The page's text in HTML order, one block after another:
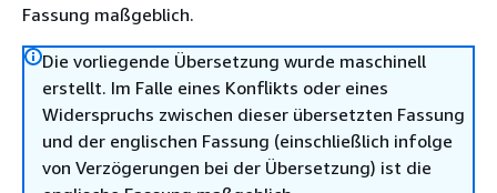
Fassung maßgeblich.
Die vorliegende Übersetzung wurde maschinell
erstellt. Im Falle eines Konflikts oder eines
Widerspruchs zwischen dieser übersetzten Fassung
und der englischen Fassung (einschließlich infolge
von Verzögerungen bei der Übersetzung) ist die